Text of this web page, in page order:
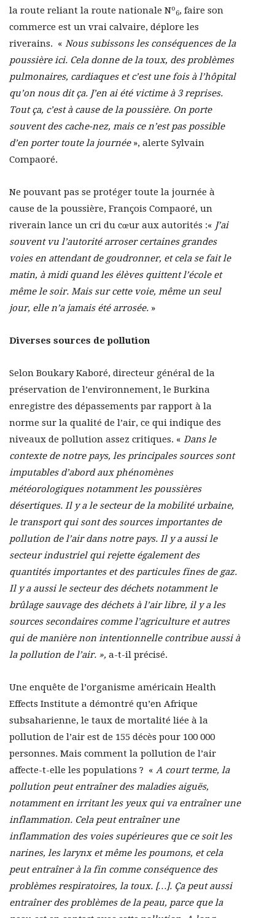
la route reliant la route nationale No
6, faire son
commerce est un vrai calvaire, déplore les
riverains. « Nous subissons les conséquences de la
poussière ici. Cela donne de la toux, des problèmes
pulmonaires, cardiaques et c’est une fois à l’hôpital
qu’on nous dit ça. J’en ai été victime à 3 reprises.
Tout ça, c’est à cause de la poussière. On porte
souvent des cache-nez, mais ce n’est pas possible
d’en porter toute la journée», alerte Sylvain
Compaoré.
Ne pouvant pas se protéger toute la journée à
cause de la poussière, François Compaoré, un
riverain lance un cri du cœur aux autorités :« J’ai
souvent vu l’autorité arroser certaines grandes
voies en attendant de goudronner, et cela se fait le
matin, à midi quand les élèves quittent l’école et
même le soir. Mais sur cette voie, même un seul
jour, elle n’a jamais été arrosée. »
Diverses sources de pollution
Selon Boukary Kaboré, directeur général de la
préservation de l’environnement, le Burkina
enregistre des dépassements par rapport à la
norme sur la qualité de l’air, ce qui indique des
niveaux de pollution assez critiques. « Dans le
contexte de notre pays, les principales sources sont
imputables d’abord aux phénomènes
météorologiques notamment les poussières
désertiques. Il y a le secteur de la mobilité urbaine,
le transport qui sont des sources importantes de
pollution de l’air dans notre pays. Il y a aussi le
secteur industriel qui rejette également des
quantités importantes et des particules fines de gaz.
Il y a aussi le secteur des déchets notamment le
brûlage sauvage des déchets à l’air libre, il y a les
sources secondaires comme l’agriculture et autres
qui de manière non intentionnelle contribue aussi à
la pollution de l’air. », a-t-il précisé.
Une enquête de l’organisme américain Health
Effects Institute a démontré qu’en Afrique
subsaharienne, le taux de mortalité liée à la
pollution de l’air est de 155 décès pour 100 000
personnes. Mais comment la pollution de l’air
affecte-t-elle les populations ? « A court terme, la
pollution peut entraîner des maladies aiguës,
notamment en irritant les yeux qui va entraîner une
inflammation. Cela peut entraîner une
inflammation des voies supérieures que ce soit les
narines, les larynx et même les poumons, et cela
peut entraîner à la fin comme conséquence des
problèmes respiratoires, la toux. […]. Ça peut aussi
entraîner des problèmes de la peau, parce que la